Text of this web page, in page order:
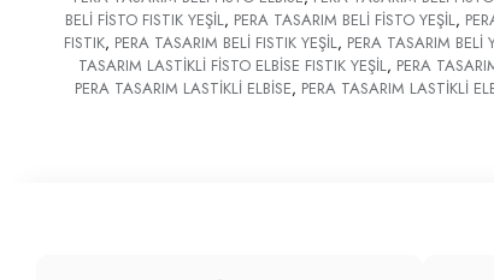
BELİ FİSTO FISTIK YEŞİL, PERA TASARIM BELİ FİSTO YEŞİL,
FISTIK, PERA TASARIM BELİ FISTIK YEŞİL, PERA TASARIM BELİ
TASARIM LASTİKLİ FİSTO ELBİSE FISTIK YEŞİL, PERA
PERA TASARIM LASTİKLİ ELBİSE, PERA TASARIM LASTİKLİ